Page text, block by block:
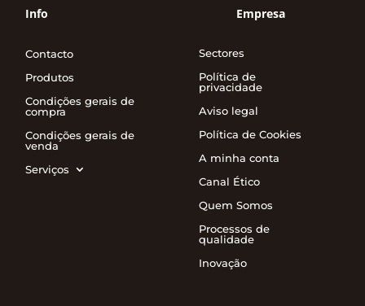
Info
Contacto
Produtos
Condições gerais de
compra
Condições gerais de
venda
Serviços
Empresa
Sectores
Política de
privacidade
Aviso legal
Política de Cookies
A minha conta
Canal Ético
Quem Somos
Processos de
qualidade
Inovação